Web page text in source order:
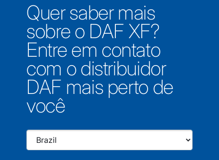
Quer saber mais
sobre o DAF XF?
Entre em contato
com o distribuidor
DAF mais perto de
você